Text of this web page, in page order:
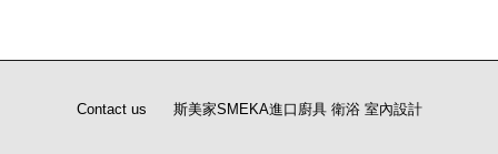
Contact us 斯美家SMEKA進口廚具 衛浴 室內設計